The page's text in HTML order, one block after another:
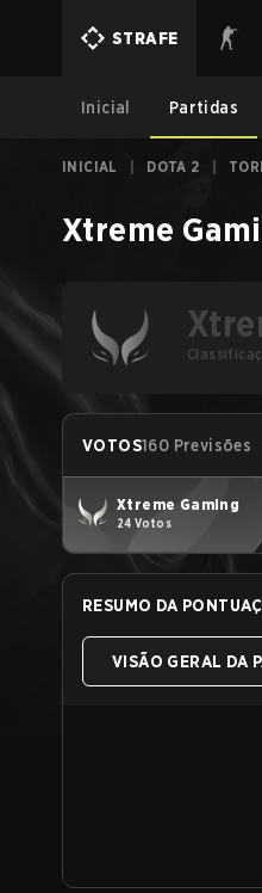
STRAFE
Inicial Partidas
INICIAL DOTA 2
Xtreme
VOTOS160 Previsões
Xtreme Gaming
24 Votos
RESUMO DA
VISÃO GERAL DA